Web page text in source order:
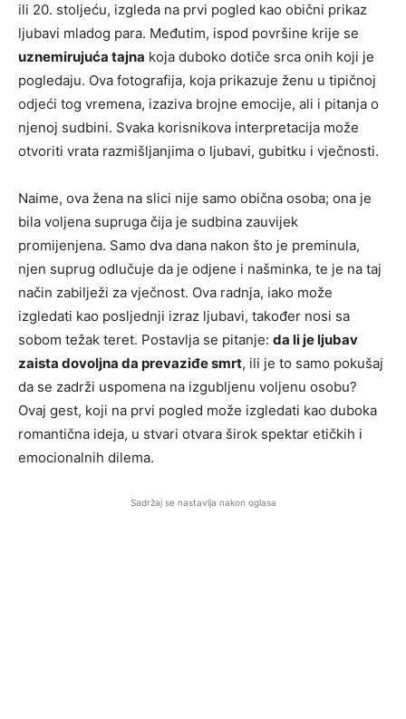
ili 20. stoljeću, izgleda na prvi pogled kao obični prikaz
ljubavi mladog para. Međutim, ispod površine krije se
uznemirujuća tajna koja duboko dotiče srca onih koji je
pogledaju. Ova fotografija, koja prikazuje ženu u tipičnoj
odjeći tog vremena, izaziva brojne emocije, ali i pitanja o
njenoj sudbini. Svaka korisnikova interpretacija može
otvoriti vrata razmišljanjima o ljubavi, gubitku i vječnosti.
Naime, ova žena na slici nije samo obična osoba; ona je
bila voljena supruga čija je sudbina zauvijek
promijenjena. Samo dva dana nakon što je preminula,
njen suprug odlučuje da je odjene i našminka, te je na taj
način zabilježi za vječnost. Ova radnja, iako može
izgledati kao posljednji izraz ljubavi, također nosi sa
sobom težak teret. Postavlja se pitanje: da li je ljubav
zaista dovoljna da prevaziđe smrt, ili je to samo pokušaj
da se zadrži uspomena na izgubljenu voljenu osobu?
Ovaj gest, koji na prvi pogled može izgledati kao duboka
romantična ideja, u stvari otvara širok spektar etičkih i
emocionalnih dilema.
Sadržaj se nastavlja nakon oglasa